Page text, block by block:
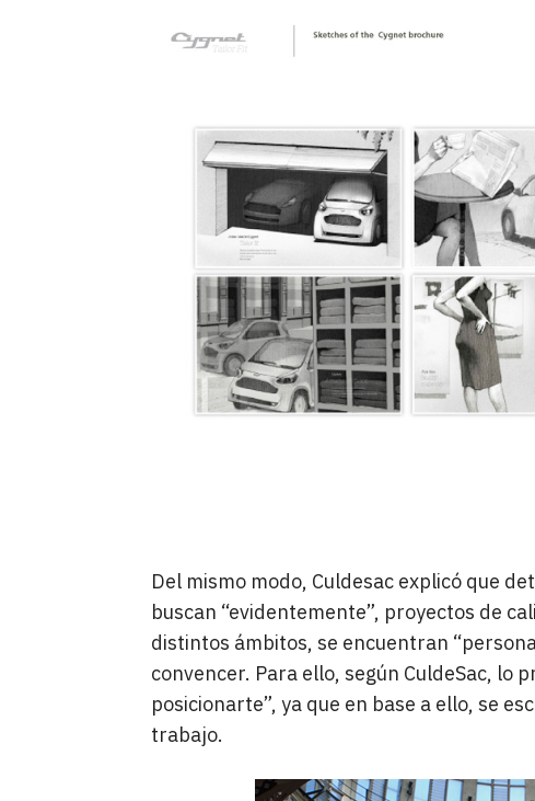
Del mismo modo, Culdesac explicó que
buscan “evidentemente”, proyectos de
distintos ámbitos, se encuentran
convencer. Para ello, según CuldeSac, lo
posicionarte”, ya que en base a ello, se
trabajo.